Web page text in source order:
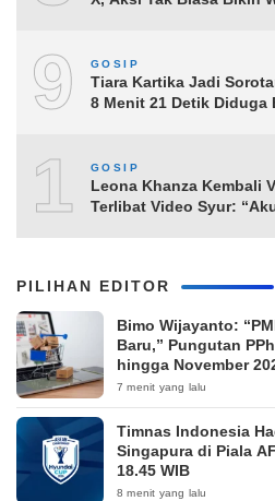
9 GOSIP
Tiara Kartika Jadi
8 Menit 21 Detik Diduga
10
GOSIP
Leona Khanza Kembali
Terlibat Video Syur:
PILIHAN EDITOR
Bimo Wijayanto:
Baru,” Pungutan
hingga November
7 menit yang lalu
Timnas Indonesia
Singapura di Piala
18.45 WIB
8 menit yang lalu